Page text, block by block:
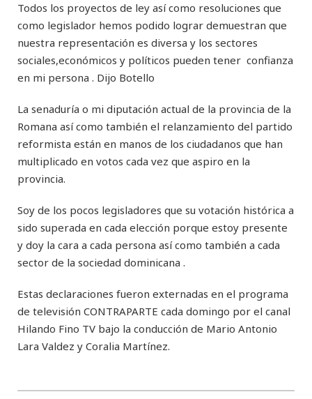
Todos los proyectos de ley así como resoluciones que
como legislador hemos podido lograr demuestran que
nuestra representación es diversa y los sectores
sociales,económicos y políticos pueden tener confianza
en mi persona . Dijo Botello
La senaduría o mi diputación actual de la provincia de la
Romana así como también el relanzamiento del partido
reformista están en manos de los ciudadanos que han
multiplicado en votos cada vez que aspiro en la
provincia.
Soy de los pocos legisladores que su votación histórica a
sido superada en cada elección porque estoy presente
y doy la cara a cada persona así como también a cada
sector de la sociedad dominicana .
Estas declaraciones fueron externadas en el programa
de televisión CONTRAPARTE cada domingo por el canal
Hilando Fino TV bajo la conducción de Mario Antonio
Lara Valdez y Coralia Martínez.